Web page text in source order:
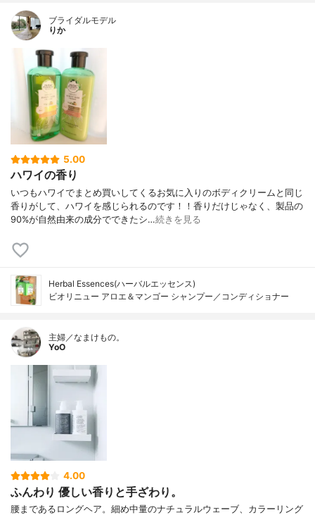
ブライダルモデル
りか
5.00
ハワイの香り
いつもハワイでまとめ買いしてくるお気に入りのボディクリームと同じ
香りがして、ハワイを感じられるのです！！香りだけじゃなく、製品の
90%が自然由来の成分でできたシ…続きを見る
Herbal Essences(ハーバルエッセンス)
ビオリニュー アロエ＆マンゴー シャンプー／コンディショナー
主婦／なまけもの。
YoO
4.00
ふんわり 優しい香りと手ざわり。
腰まであるロングヘア。細め中量のナチュラルウェーブ、カラーリング